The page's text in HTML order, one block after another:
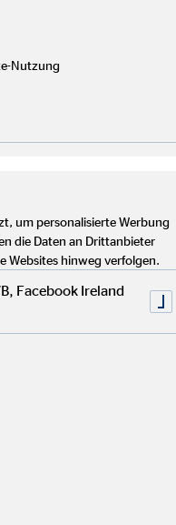
Nutzung
um personalisierte Werbung
die Daten an Drittanbieter
Websites hinweg verfolgen.
Facebook Ireland